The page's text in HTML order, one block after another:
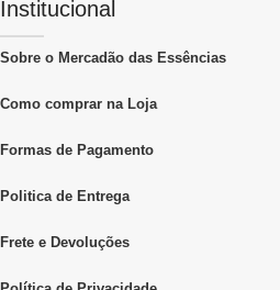
Institucional
Sobre o Mercadão das Essências
Como comprar na Loja
Formas de Pagamento
Politica de Entrega
Frete e Devoluções